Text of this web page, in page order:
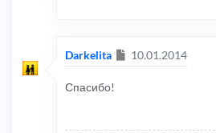
Darkelita Сообщение
10.01.2014
Спасибо!